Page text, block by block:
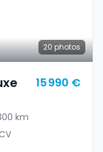
20 photos
15 990 €
km